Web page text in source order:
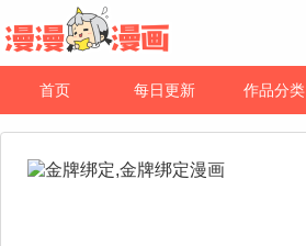
首页 每日更新 作品分类